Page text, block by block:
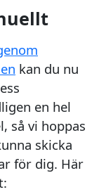
kan du nu
en hel
så vi hoppas
skicka
för dig. Här